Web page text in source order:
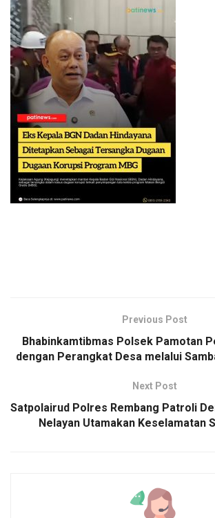
Previous Post
Bhabinkamtibmas Polsek Pamotan
dengan Perangkat Desa melalui
Next Post
Satpolairud Polres Rembang Patroli
Nelayan Utamakan Keselamatan